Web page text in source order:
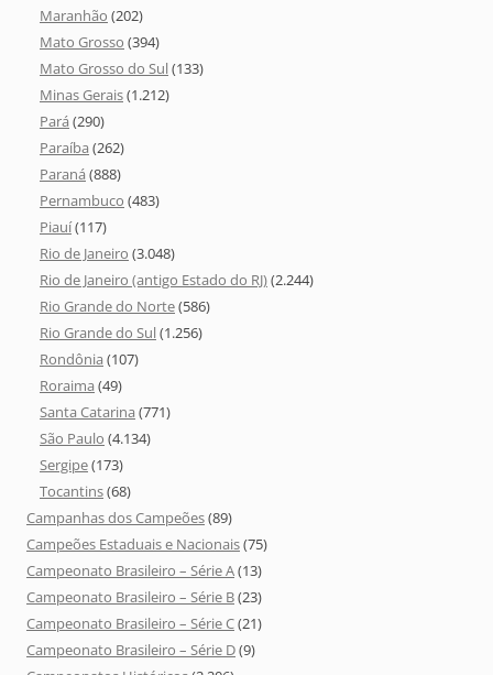
Maranhão (202)
Mato Grosso (394)
Mato Grosso do Sul(133)
Minas Gerais(1.212)
Pará (290)
Paraíba (262)
Paraná (888)
Pernambuco (483)
Piauí(117)
Rio de Janeiro (3.048)
Rio de Janeiro (antigo Estado do RJ)(2.244)
Rio Grande do Norte(586)
Rio Grande do Sul(1.256)
Rondônia (107)
Roraima (49)
Santa Catarina (771)
São Paulo (4.134)
Sergipe(173)
Tocantins(68)
Campanhas dos Campeões(89)
Campeões Estaduais e Nacionais(75)
Campeonato Brasileiro – Série A(13)
Campeonato Brasileiro – Série B(23)
Campeonato Brasileiro – Série C(21)
Campeonato Brasileiro – Série D(9)